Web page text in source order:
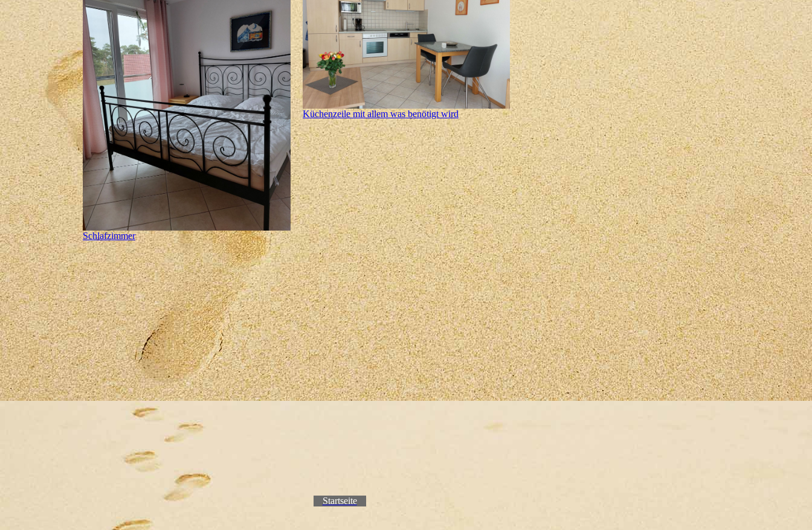
Schlafzimmer
Küchenzeile mit allem was benötigt wird
Startseite